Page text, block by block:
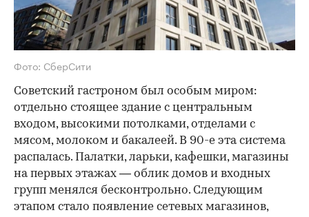
Фото: СберСити
Советский гастроном был особым миром:
отдельно стоящее здание с центральным
входом, высокими потолками, отделами с
мясом, молоком и бакалеей. В 90-е эта система
распалась. Палатки, ларьки, кафешки, магазины
на первых этажах — облик домов и входных
групп менялся бесконтрольно. Следующим
этапом стало появление сетевых магазинов,